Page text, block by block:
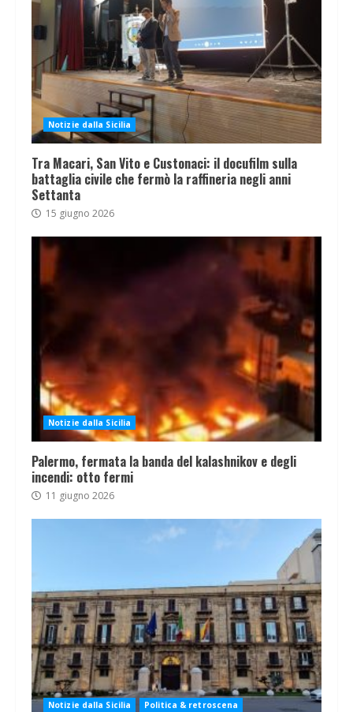
Notizie dalla Sicilia
Tra Macari, San Vito e Custonaci: il docufilm sulla
battaglia civile che fermò la raffineria negli anni
Settanta
15 giugno 2026
Notizie dalla Sicilia
Palermo, fermata la banda del kalashnikov e degli
incendi: otto fermi
11 giugno 2026
Notizie dalla Sicilia Politica & retroscena